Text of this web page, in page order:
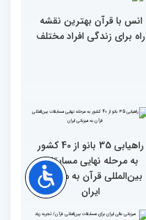
رقابت بخش بانوان چهلمین
دوره مسابقات بین المللی
غیبی موثر بر زندگی افراد
انس با قرآن بهترین نقشه